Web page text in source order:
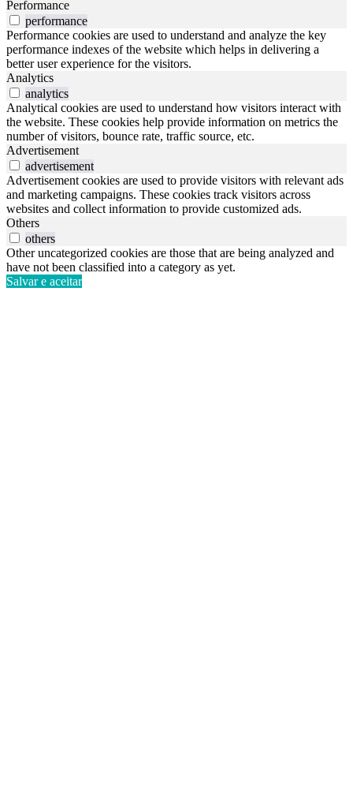
Performance
performance
Performance cookies are used to understand and analyze the key
performance indexes of the website which helps in delivering a
better user experience for the visitors.
Analytics
analytics
Analytical cookies are used to understand how visitors interact with
the website. These cookies help provide information on metrics the
number of visitors, bounce rate, traffic source, etc.
Advertisement
advertisement
Advertisement cookies are used to provide visitors with relevant ads
and marketing campaigns. These cookies track visitors across
websites and collect information to provide customized ads.
Others
others
Other uncategorized cookies are those that are being analyzed and
have not been classified into a category as yet.
Salvar e aceitar